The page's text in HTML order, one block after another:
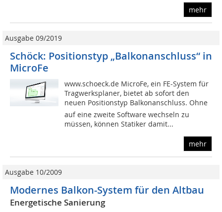
mehr
Ausgabe 09/2019
Schöck: Positionstyp „Balkonanschluss“ in
MicroFe
www.schoeck.de MicroFe, ein FE-System für
Tragwerksplaner, bietet ab sofort den
neuen Positionstyp Balkonanschluss. Ohne
auf eine zweite Software wechseln zu
müssen, können Statiker damit...
mehr
Ausgabe 10/2009
Modernes Balkon-System für den Altbau
Energetische Sanierung